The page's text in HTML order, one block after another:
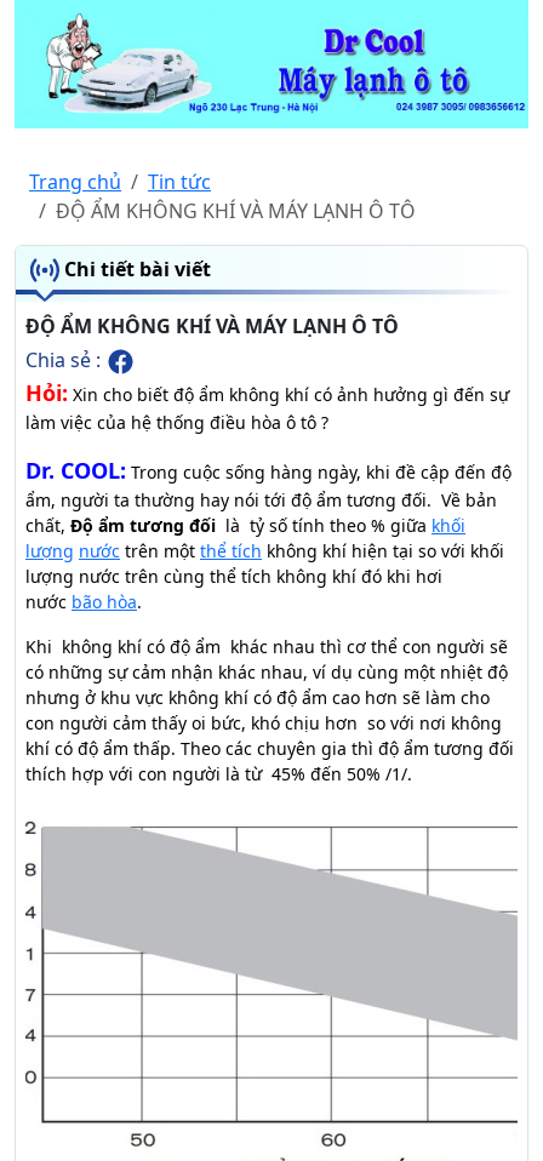
Trang chủ
Tin tức
ĐỘ ẨM KHÔNG KHÍ VÀ MÁY LẠNH Ô TÔ
Chi tiết bài viết
ĐỘ ẨM KHÔNG KHÍ VÀ MÁY LẠNH Ô TÔ
Chia sẻ :
Hỏi: Xin cho biết độ ẩm không khí có ảnh hưởng gì đến sự
làm việc của hệ thống điều hòa ô tô ?
Dr. COOL: Trong cuộc sống hàng ngày, khi đề cập đến độ
ẩm, người ta thường hay nói tới độ ẩm tương đối. Về bản
chất, Độ ẩm tương đối là tỷ số tính theo % giữa khối
lượng nước trên một thể tích không khí hiện tại so với khối
lượng nước trên cùng thể tích không khí đó khi hơi
nước bão hòa.
Khi không khí có độ ẩm khác nhau thì cơ thể con người sẽ
có những sự cảm nhận khác nhau, ví dụ cùng một nhiệt độ
nhưng ở khu vực không khí có độ ẩm cao hơn sẽ làm cho
con người cảm thấy oi bức, khó chịu hơn so với nơi không
khí có độ ẩm thấp. Theo các chuyên gia thì độ ẩm tương đối
thích hợp với con người là từ 45% đến 50% /1/.